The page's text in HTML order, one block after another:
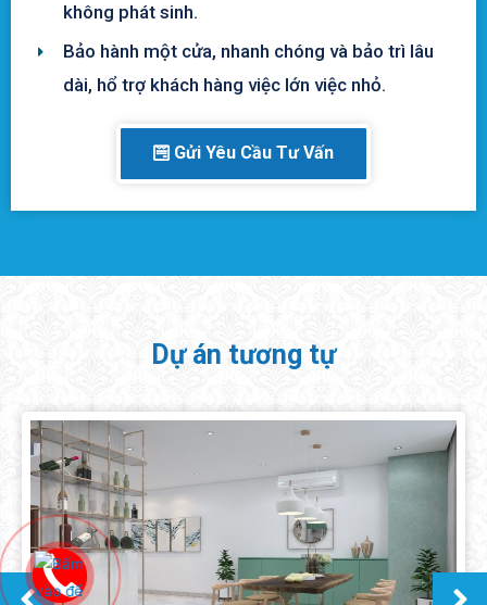
không phát sinh.
Bảo hành một cửa, nhanh chóng và bảo trì lâu
dài, hổ trợ khách hàng việc lớn việc nhỏ.
Gửi Yêu Cầu Tư Vấn
Dự án tương tự